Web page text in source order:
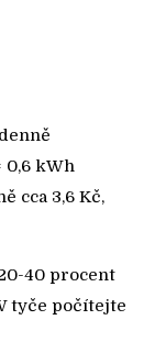
0,6 kWh
cca 3,6 Kč,
40 procent
tyče počítejte